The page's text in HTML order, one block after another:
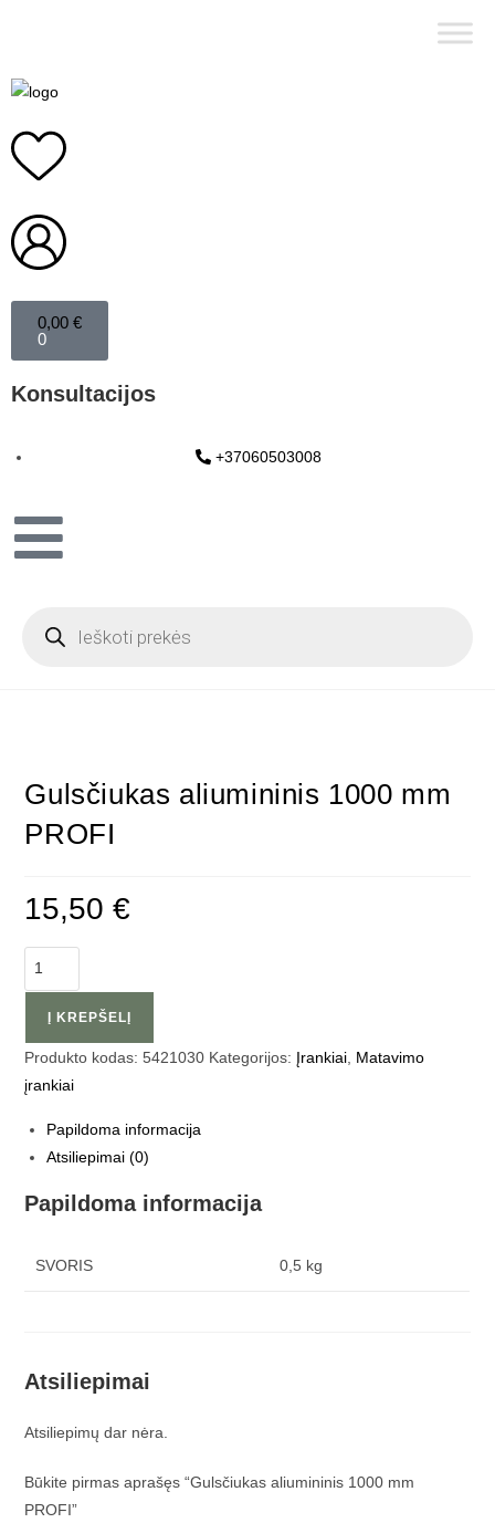
0,00 €
0
Konsultacijos
+37060503008
Gulsčiukas aliumininis 1000 mm
PROFI
15,50€
Į KREPŠELĮ
Produkto kodas:5421030 Kategorijos: Įrankiai Matavimo
įrankiai
Papildoma informacija
Atsiliepimai (0)
Papildoma informacija
SVORIS 0,5 kg
Atsiliepimai
Atsiliepimų dar nėra.
Būkite pirmas aprašęs “Gulsčiukas aliumininis 1000 mm
PROFI”